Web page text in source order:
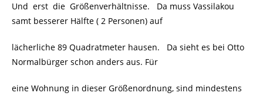
Und erst die Größenverhältnisse. Da muss Vassilakou
samt besserer Hälfte ( 2 Personen) auf
lächerliche 89 Quadratmeter hausen. Da sieht es bei Otto
Normalbürger schon anders aus. Für
eine Wohnung in dieser Größenordnung, sind mindestens